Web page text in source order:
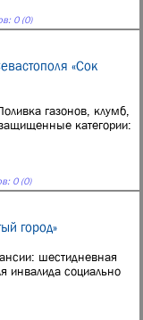
0 (0)
«Сок
газонов, клумб,
категории:
0 (0)
город»
шестидневная
инвалида социально